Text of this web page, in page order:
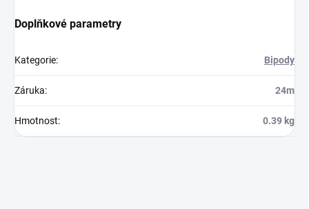
Doplňkové parametry
Kategorie: Bipody
Záruka: 24m
Hmotnost: 0.39 kg